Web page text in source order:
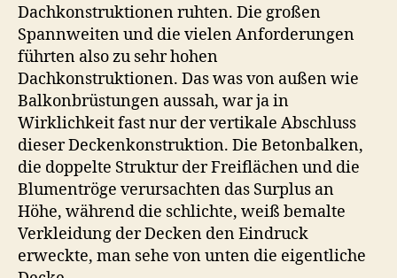
Dachkonstruktionen ruhten. Die großen
Spannweiten und die vielen Anforderungen
führten also zu sehr hohen
Dachkonstruktionen. Das was von außen wie
Balkonbrüstungen aussah, war ja in
Wirklichkeit fast nur der vertikale Abschluss
dieser Deckenkonstruktion. Die Betonbalken,
die doppelte Struktur der Freiflächen und die
Blumentröge verursachten das Surplus an
Höhe, während die schlichte, weiß bemalte
Verkleidung der Decken den Eindruck
erweckte, man sehe von unten die eigentliche